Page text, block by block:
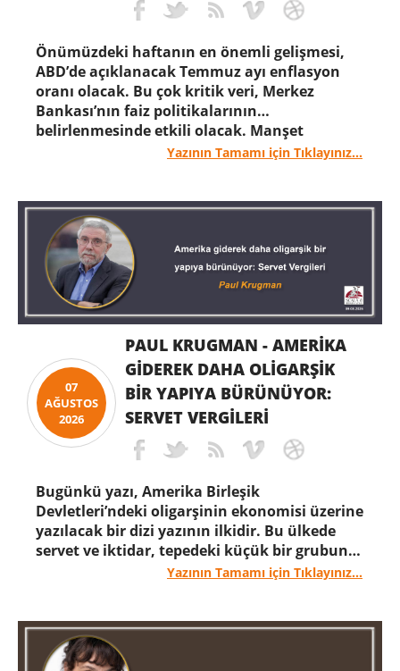
Önümüzdeki haftanın en önemli gelişmesi,
ABD’de açıklanacak Temmuz ayı enflasyon
oranı olacak. Bu çok kritik veri, Merkez
Bankası’nın faiz politikalarının
belirlenmesinde etkili olacak. Manşet
enflasyonda küçük bir düşüş
çıkıyor.
Yazının Tamamı için Tıklayınız...
07
AĞUSTOS
2026
PAUL KRUGMAN - AMERIKA
GIDEREK DAHA OLIGARŞIK
BIR YAPIYA BÜRÜNÜYOR:
SERVET VERGILERI
Bugünkü yazı, Amerika Birleşik
Devletleri’ndeki oligarşinin ekonomisi üzerine
yazılacak bir dizi yazının ilkidir. Bu ülkede
servet ve iktidar, tepedeki küçük bir grubun
elinde giderek daha fazla yoğunlaşmakta ve
Yazının Tamamı için Tıklayınız...